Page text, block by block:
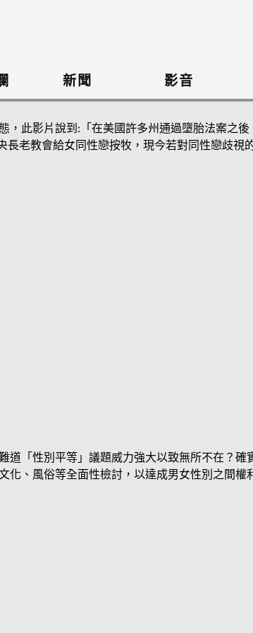
新聞 影音
此影片說到:「在美國許多州通過墮胎法案之
老教會給女同性戀按牧，現今若對同性戀歧
「性別平等」議題威力強大以致無所不在？
、風俗等全面性檢討，以達成男女性別之間